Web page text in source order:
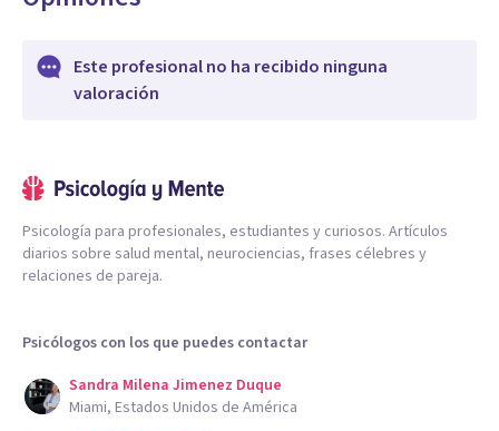
humano.Este profesional no ha recibido ninguna
valoración
Psicología para profesionales, estudiantes y curiosos. Artículos
diarios sobre salud mental, neurociencias, frases célebres y
relaciones de pareja.
Psicólogos con los que puedes contactar
Sandra Milena Jimenez Duque
Miami, Estados Unidos de América